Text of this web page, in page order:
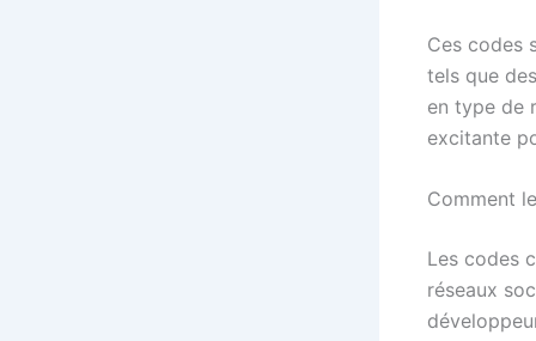
Ces codes
tels que
en type de
excitante
Comment
Les codes
réseaux